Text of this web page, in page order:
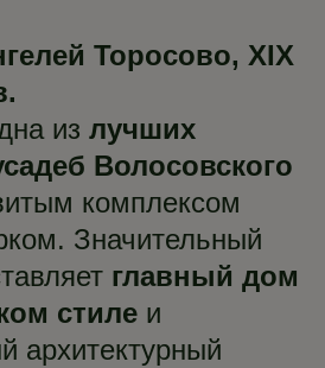
Торосово, XIX
из лучших
Волосовского
комплексом
Значительный
главный дом
стиле и
архитектурный